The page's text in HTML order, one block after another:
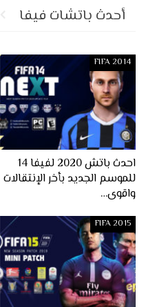
أحدث باتشات فيفا
FIFA 2014
احدث باتش 2020 لفيفا 14
للموسم الجديد بأخر الإنتقالات
واقوى…
FIFA 2015